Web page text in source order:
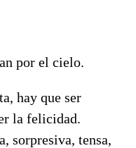
por el cielo.
hay que ser
la felicidad.
sorpresiva, tensa,